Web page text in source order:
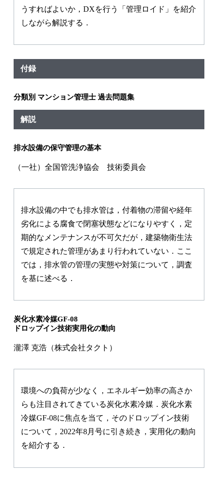
うすればよいか，DXを行う「管理ロイド」を紹介
しながら解説する．
付録
分類別 マンション管理士 過去問題集
解説
排水設備の保守管理の基本
（一社）全国管洗浄協会 技術委員会
排水設備の中でも排水管は，付着物の滞留や経年
劣化による腐食で閉塞状態などになりやすく，定
期的なメンテナンスが不可欠だが，建築物衛生法
で規定された管理があまり行われていない．ここ
では，排水管の管理の実態や対策について，調査
を基に述べる．
炭化水素冷媒GF-08
ドロップイン技術実用化の動向
瀧澤 克浩（株式会社タクト）
環境への負荷が少なく，エネルギー効率の高さか
らも注目されてきている炭化水素冷媒．炭化水素
冷媒GF-08に焦点を当て，そのドロップイン技術
について，2022年8月号に引き続き，実用化の動向
を紹介する．